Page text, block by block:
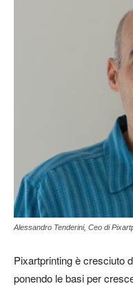
Alessandro Tenderini, Ceo di
Pixartprinting è cresciuto
ponendo le basi per